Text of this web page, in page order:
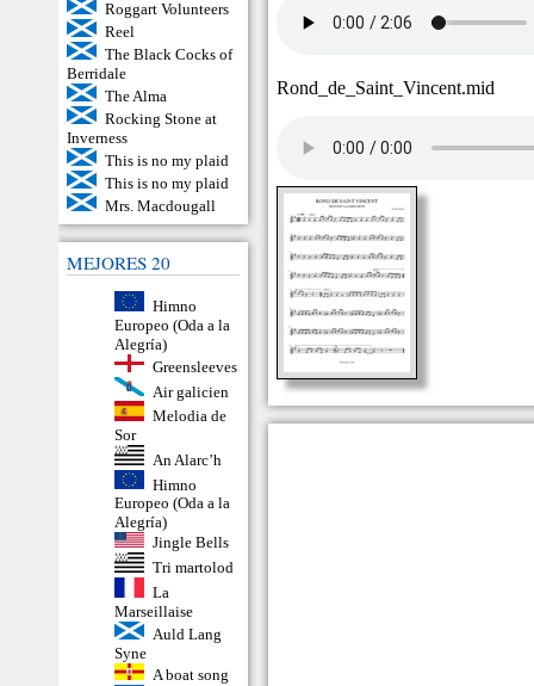
Roggart Volunteers
Reel
The Black Cocks of
Berridale
The Alma
Rocking Stone at
Inverness
This is no my plaid
This is no my plaid
Mrs. Macdougall
MEJORES 20
Himno
Europeo (Oda a la
Alegría)
Greensleeves
Air galicien
Melodia de
Sor
An Alarc’h
Himno
Europeo (Oda a la
Alegría)
Jingle Bells
Tri martolod
La
Marseillaise
Auld Lang
Syne
A boat song
Rond_de_Saint_Vincent.mid